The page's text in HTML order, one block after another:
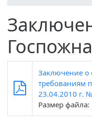
Заключение о
требованиям
23.04.2010 г.
Размер файла: